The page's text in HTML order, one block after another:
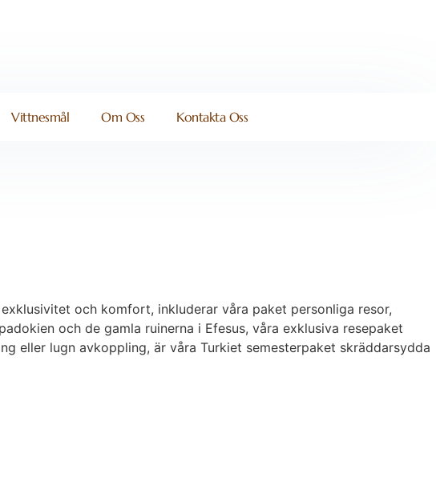
Vittnesmål Om Oss Kontakta Oss
och komfort, inkluderar våra paket personliga resor,
och de gamla ruinerna i Efesus, våra exklusiva resepaket
eller lugn avkoppling, är våra Turkiet semesterpaket skräddarsydda